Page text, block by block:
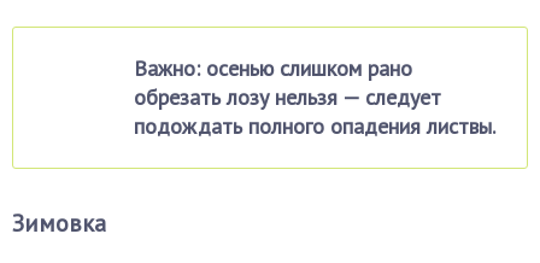
Важно: осенью слишком рано
обрезать лозу нельзя — следует
подождать полного опадения листвы.
Зимовка